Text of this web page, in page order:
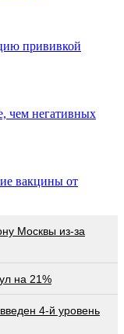
прививкой
чем негативных
вакцины от
Москвы из-за
на 21%
4-й уровень